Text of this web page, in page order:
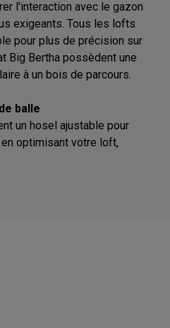
l'interaction avec le gazon
exigeants. Tous les lofts
pour plus de précision sur
Big Bertha possèdent une
à un bois de parcours.
balle
un hosel ajustable pour
optimisant votre loft,